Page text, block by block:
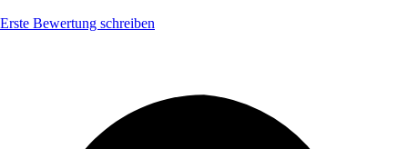
Erste Bewertung schreiben